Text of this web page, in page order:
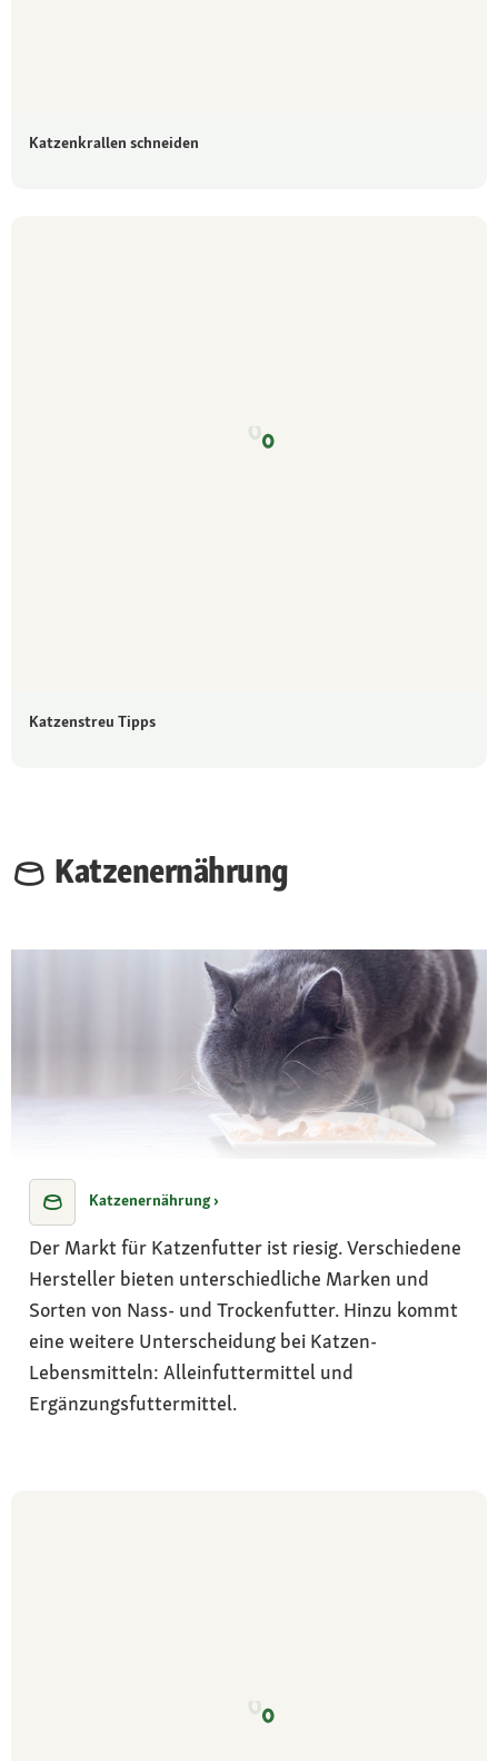
Katzenkrallen schneiden
Katzenstreu Tipps
Katzenernährung
Katzenernährung ›
Der Markt für Katzenfutter ist riesig. Verschiedene
Hersteller bieten unterschiedliche Marken und
Sorten von Nass- und Trockenfutter. Hinzu kommt
eine weitere Unterscheidung bei Katzen-
Lebensmitteln: Alleinfuttermittel und
Ergänzungsfuttermittel.